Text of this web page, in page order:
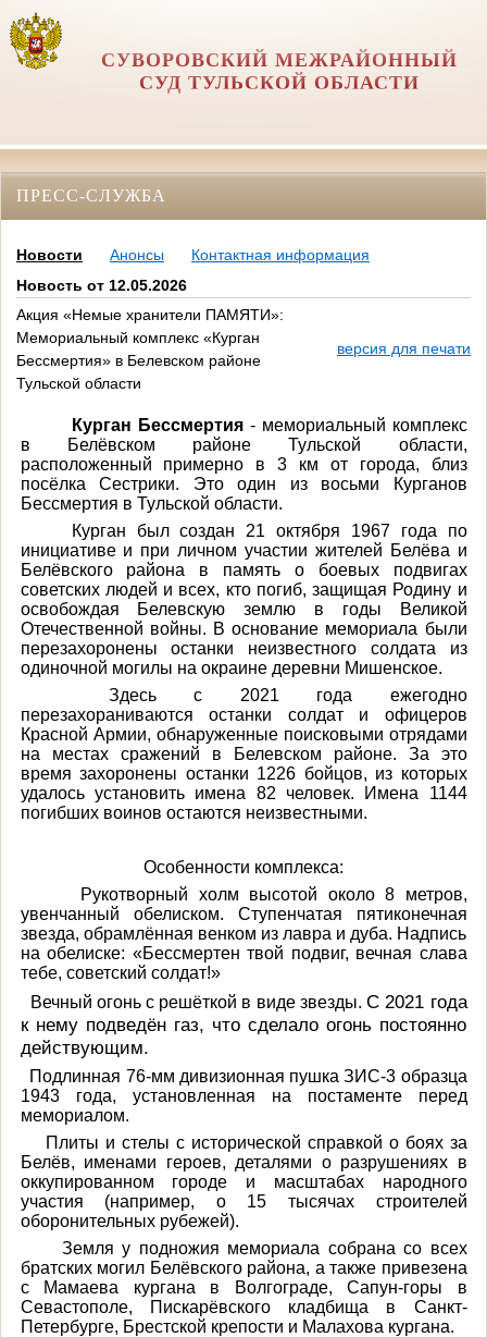
СУВОРОВСКИЙ МЕЖРАЙОННЫЙ
СУД ТУЛЬСКОЙ ОБЛАСТИ
ПРЕСС-СЛУЖБА
Новости Анонсы
Контактная информация
Новость от 12.05.2026
Акция «Немые хранители ПАМЯТИ»:
Мемориальный комплекс «Курган
Бессмертия» в Белевском районе
Тульской области
версия для печати
Курган Бессмертия- мемориальный комплекс
в Белёвском районе Тульской области,
расположенный примерно в 3 км от города, близ
посёлка Сестрики. Это один из восьми Курганов
Бессмертия в Тульской области.
Курган был создан 21 октября 1967 года по
инициативе и при личном участии жителей Белёва и
Белёвского района в память о боевых подвигах
советских людей и всех, кто погиб, защищая Родину и
освобождая Белевскую землю в годы Великой
Отечественной войны. В основание мемориала были
перезахоронены останки неизвестного солдата из
одиночной могилы на окраине деревни Мишенское.
Здесь с 2021 года ежегодно
перезахораниваются останки солдат и офицеров
Красной Армии, обнаруженные поисковыми отрядами
на местах сражений в Белевском районе. За это
время захоронены останки 1226 бойцов, из которых
удалось установить имена 82 человек. Имена 1144
погибших воинов остаются неизвестными.
Особенности комплекса:
Рукотворный холм высотой около 8 метров,
увенчанный обелиском. Ступенчатая пятиконечная
звезда, обрамлённая венком из лавра и дуба. Надпись
на обелиске: «Бессмертен твой подвиг, вечная слава
тебе, советский солдат!»
Вечный огоньс решёткой в виде звезды.С 2021 года
к нему подведён газ, что сделало огонь постоянно
действующим.
Подлинная 76-мм дивизионная пушка ЗИС-3 образца
1943 года, установленная на постаменте перед
мемориалом.
Плиты и стелы с исторической справкой о боях за
Белёв, именами героев, деталями о разрушениях в
оккупированном городе и масштабах народного
участия (например, о 15 тысячах строителей
оборонительных рубежей).
Земля у подножия мемориала собрана со всех
братских могил Белёвского района, а также привезена
с Мамаева кургана в Волгограде, Сапун-горы в
Севастополе, Пискарёвского кладбища в Санкт-
Петербурге, Брестской крепости и Малахова кургана.